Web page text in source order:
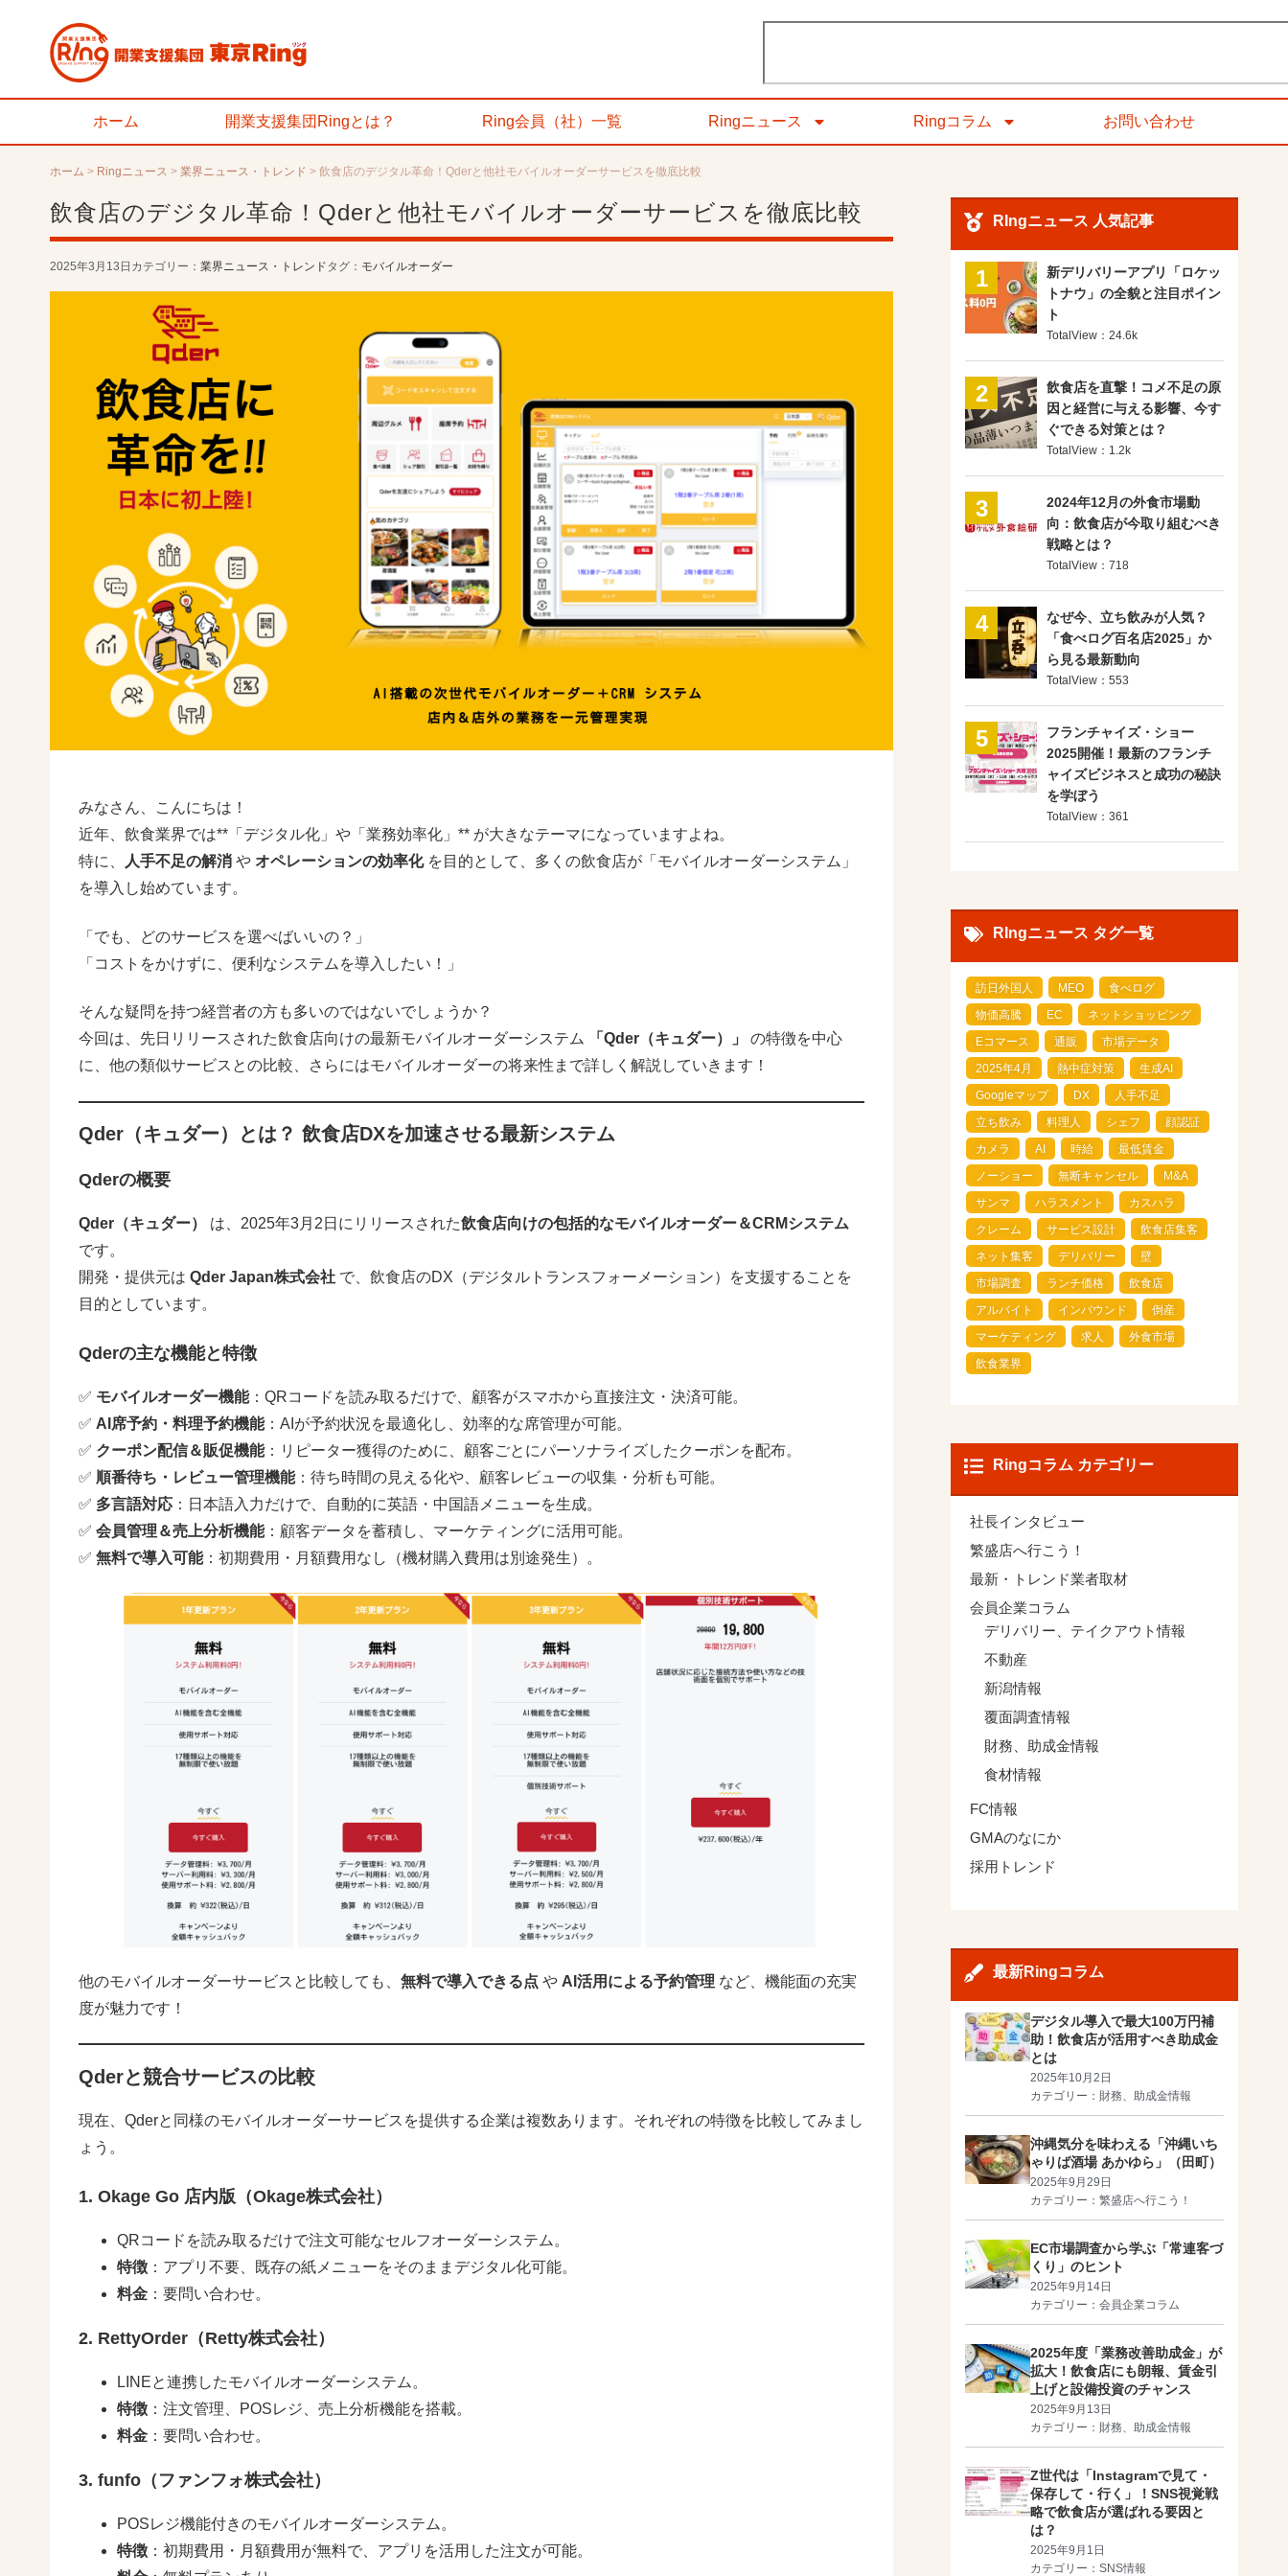
ホーム 開業支援集団Ringとは？ Ring会員（社）一覧 Ringニュース Ringコラム お問い合わせ
ホーム > Ringニュース > 業界ニュース・トレンド > 飲食店のデジタル革命！Qderと他社モバイルオーダーサービスを徹底比較
飲食店のデジタル革命！Qderと他社モバイルオーダーサービスを徹底比較
2025年3月13日 カテゴリー： 業界ニュース・トレンドタグ： モバイルオーダー
みなさん、こんにちは！
近年、飲食業界では**「デジタル化」や「業務効率化」** が大きなテーマになっていますよね。
特に、
人手不足の解消 や オペレーションの効率化を目的として、多くの飲食店が「モバイルオーダーシステム」
を導入し始めています。
「でも、どのサービスを選べばいいの？」
「コストをかけずに、便利なシステムを導入したい！」
そんな疑問を持つ経営者の方も多いのではないでしょうか？
今回は、先日リリースされた飲食店向けの最新モバイルオーダーシステム
「Qder（キュダー）」
の特徴を中心
に、他の類似サービスとの比較、さらにはモバイルオーダーの将来性まで詳しく解説していきます！
Qder（キュダー）とは？ 飲食店DXを加速させる最新システム
Qderの概要
Qder（キュダー） は、2025年3月2日にリリースされた飲食店向けの包括的なモバイルオーダー＆CRMシステム
です。
開発・提供元は Qder Japan株式会社 で、飲食店のDX（デジタルトランスフォーメーション）を支援することを
目的としています。
Qderの主な機能と特徴
✅ モバイルオーダー機能：QRコードを読み取るだけで、顧客がスマホから直接注文・決済可能。
✅ AI席予約・料理予約機能：AIが予約状況を最適化し、効率的な席管理が可能。
✅ クーポン配信＆販促機能：リピーター獲得のために、顧客ごとにパーソナライズしたクーポンを配布。
✅ 順番待ち・レビュー管理機能：待ち時間の見える化や、顧客レビューの収集・分析も可能。
✅ 多言語対応 ：日本語入力だけで、自動的に英語・中国語メニューを生成。
✅ 会員管理＆売上分析機能：顧客データを蓄積し、マーケティングに活用可能。
✅ 無料で導入可能：初期費用・月額費用なし（機材購入費用は別途発生）。
他のモバイルオーダーサービスと比較しても、 無料で導入できる点 や AI活用による予約管理 など、機能面の充実
度が魅力です！
Qderと競合サービスの比較
現在、Qderと同様のモバイルオーダーサービスを提供する企業は複数あります。それぞれの特徴を比較してみまし
ょう。
1. Okage Go 店内版（Okage株式会社）
QRコードを読み取るだけで注文可能なセルフオーダーシステム。
特徴 ：アプリ不要、既存の紙メニューをそのままデジタル化可能。
料金 ：要問い合わせ。
2. RettyOrder（Retty株式会社）
LINEと連携したモバイルオーダーシステム。
特徴 ：注文管理、POSレジ、売上分析機能を搭載。
料金 ：要問い合わせ。
3. funfo（ファンフォ株式会社）
POSレジ機能付きのモバイルオーダーシステム。
特徴 ：初期費用・月額費用が無料で、アプリを活用した注文が可能。
RIngニュース 人気記事
1
新デリバリーアプリ「ロケッ
トナウ」の全貌と注目ポイン
ト
TotalView：24.6k
2
飲食店を直撃！コメ不足の原
因と経営に与える影響、今す
ぐできる対策とは？
TotalView：1.2k
3
2024年12月の外食市場動
向：飲食店が今取り組むべき
戦略とは？
TotalView：718
4
なぜ今、立ち飲みが人気？
「食べログ百名店2025」か
ら見る最新動向
TotalView：553
5
フランチャイズ・ショー
2025開催！最新のフランチ
ャイズビジネスと成功の秘訣
を学ぼう
TotalView：361
RIngニュース タグ一覧
訪日外国人 MEO
食べログ
物価高騰
EC
ネットショッピング
Eコマース
通販
市場データ
2025年4月
熱中症対策
生成AI
Googleマップ
DX
人手不足
立ち飲み
料理人 シェフ
顔認証
カメラ
AI 時給
最低賃金
ノーショー
無断キャンセル
M&A
サンマ
ハラスメント
カスハラ
クレーム
サービス設計
飲食店集客
ネット集客
デリバリー
壁
市場調査
ランチ価格
飲食店
アルバイト
インバウンド
倒産
マーケティング
求人
外食市場
飲食業界
Ringコラム カテゴリー
社長インタビュー
繁盛店へ行こう！
最新・トレンド業者取材
会員企業コラム
デリバリー、テイクアウト情報
不動産
新潟情報
覆面調査情報
財務、助成金情報
食材情報
FC情報
GMAのなにか
採用トレンド
最新Ringコラム
デジタル導入で最大100万円補
助！飲食店が活用すべき助成金
とは
2025年10月2日
カテゴリー： 財務、助成金情報
沖縄気分を味わえる「沖縄いち
ゃりば酒場 あかゆら」（田町）
2025年9月29日
カテゴリー： 繁盛店へ行こう！
EC市場調査から学ぶ「常連客づ
くり」のヒント
2025年9月14日
カテゴリー： 会員企業コラム
2025年度「業務改善助成金」が
拡大！飲食店にも朗報、賃金引
上げと設備投資のチャンス
2025年9月13日
カテゴリー： 財務、助成金情報
Z世代は「Instagramで見て・
保存して・行く」！SNS視覚戦
略で飲食店が選ばれる要因と
は？
2025年9月1日
カテゴリー： SNS情報